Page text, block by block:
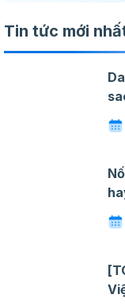
Tin tức mới